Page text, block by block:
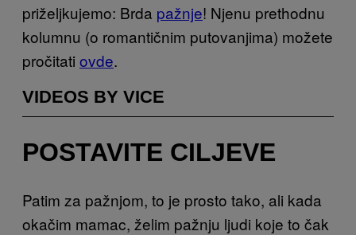
priželjkujemo: Brda pažnje! Njenu prethodnu
kolumnu (o romantičnim putovanjima) možete
pročitati ovde.
VIDEOS BY VICE
POSTAVITE CILJEVE
Patim za pažnjom, to je prosto tako, ali kada
okačim mamac, želim pažnju ljudi koje to čak